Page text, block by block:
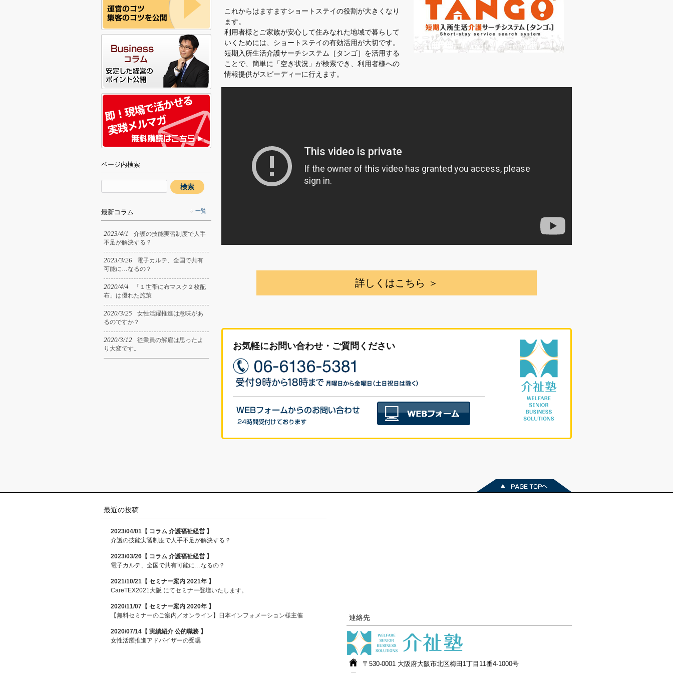
これからはますますショートステイの役割が大きくなり
ます。
利用者様とご家族が安心して住みなれた地域で暮らして
いくためには、ショートステイの有効活用が大切です。
短期入所生活介護サーチシステム［タンゴ］を活用する
ことで、簡単に「空き状況」が検索でき、利用者様への
情報提供がスピーディーに行えます。
詳しくはこちら ＞
お気軽にお問い合わせ・ご質問ください
ページ内検索
最新コラム 一覧
2023/4/1
介護の技能実習制度で人手
不足が解決する？
2023/3/26
電子カルテ、全国で共有
可能に…なるの？
2020/4/4
「１世帯に布マスク２枚配
布」は優れた施策
2020/3/25
女性活躍推進は意味があ
るのですか？
2020/3/12
従業員の解雇は思ったよ
り大変です。
最近の投稿
2023/04/01【 コラム 介護福祉経営 】
介護の技能実習制度で人手不足が解決する？
2023/03/26【 コラム 介護福祉経営 】
電子カルテ、全国で共有可能に…なるの？
2021/10/21【 セミナー案内 2021年 】
CareTEX2021大阪 にてセミナー登壇いたします。
2020/11/07【 セミナー案内 2020年 】
【無料セミナーのご案内／オンライン】日本インフォメーション様主催
2020/07/14【 実績紹介 公的職務 】
女性活躍推進アドバイザーの受嘱
連絡先
〒530-0001 大阪府大阪市北区梅田1丁目11番4-1000号